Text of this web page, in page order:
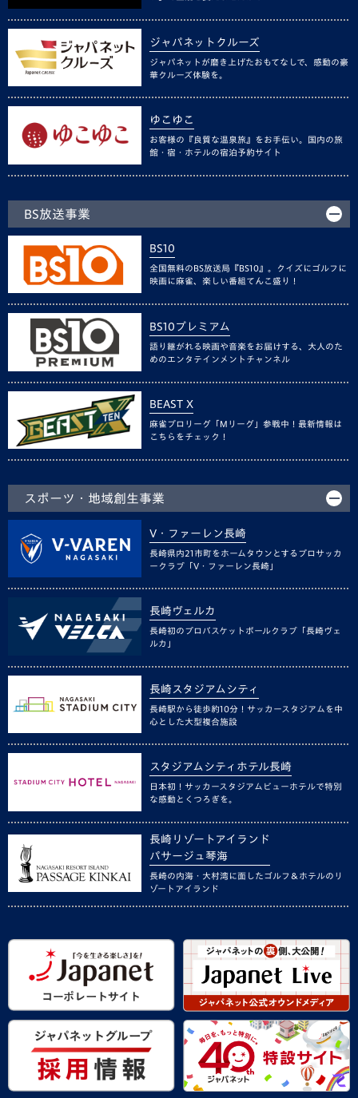
ジャパネットクルーズ
ジャパネットが磨き上げたおもてなしで、感動の豪
華クルーズ体験を。
ゆこゆこ
お客様の『良質な温泉旅』をお手伝い。国内の旅
館・宿・ホテルの宿泊予約サイト
BS放送事業
BS10
全国無料のBS放送局『BS10』。クイズにゴルフに
映画に麻雀、楽しい番組てんこ盛り！
BS10プレミアム
語り継がれる映画や音楽をお届けする、大人のた
めのエンタテインメントチャンネル
BEAST X
麻雀プロリーグ「Mリーグ」参戦中！最新情報は
こちらをチェック！
スポーツ・地域創生事業
V・ファーレン長崎
長崎県内21市町をホームタウンとするプロサッカ
ークラブ「V・ファーレン長崎」
長崎ヴェルカ
長崎初のプロバスケットボールクラブ「長崎ヴェ
ルカ」
長崎スタジアムシティ
長崎駅から徒歩約10分！サッカースタジアムを中
心とした大型複合施設
スタジアムシティホテル長崎
日本初！サッカースタジアムビューホテルで特別
な感動とくつろぎを。
長崎リゾートアイランド
パサージュ琴海
長崎の内海・大村湾に面したゴルフ＆ホテルのリ
ゾートアイランド